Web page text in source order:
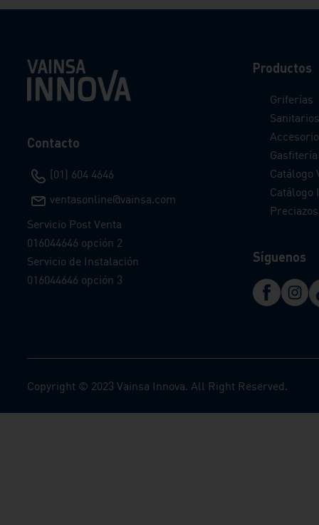
modos de salida.<br> ✅5
1.5 PSI<br> ✅Presión
recomendada (PSI): 7.5
PSI<br>
Contacto
(01) 604 4646
ventasonline@vainsa.com
Servicio Post Venta
016044646 opción 2
Servicio de Instalación
016044646 opción 3
Productos
Griferías
Sanitarios
Gasfitería
Catálogo
Síguenos
Copyright © 2023 Vainsa Innova. All Right Reserved.